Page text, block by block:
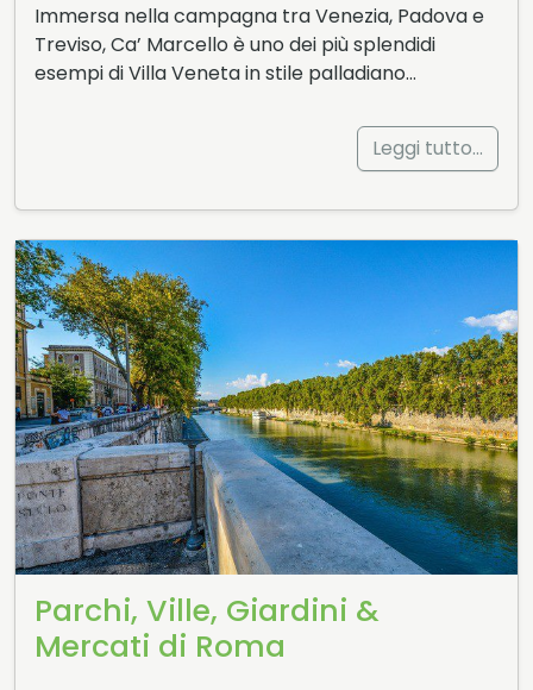
Immersa nella campagna tra Venezia, Padova e
Treviso, Ca’ Marcello è uno dei più splendidi
esempi di Villa Veneta in stile palladiano…
Leggi tutto…
Parchi, Ville, Giardini &
Mercati di Roma